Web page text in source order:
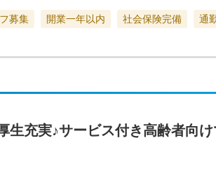
募集 開業一年以内 社会保険完備 通
生充実♪サービス付き高齢者向